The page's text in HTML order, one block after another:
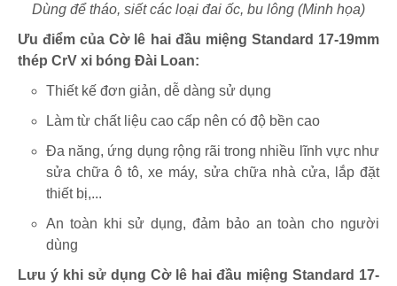
Dùng để tháo, siết các loại đai ốc, bu lông (Minh họa)
Ưu điểm của Cờ lê hai đầu miệng Standard 17-19mm
thép CrV xi bóng Đài Loan:
Thiết kế đơn giản, dễ dàng sử dụng
Làm từ chất liệu cao cấp nên có độ bền cao
Đa năng, ứng dụng rộng rãi trong nhiều lĩnh vực như
sửa chữa ô tô, xe máy, sửa chữa nhà cửa, lắp đặt
thiết bị,...
An toàn khi sử dụng, đảm bảo an toàn cho người
dùng
Lưu ý khi sử dụng Cờ lê hai đầu miệng Standard 17-